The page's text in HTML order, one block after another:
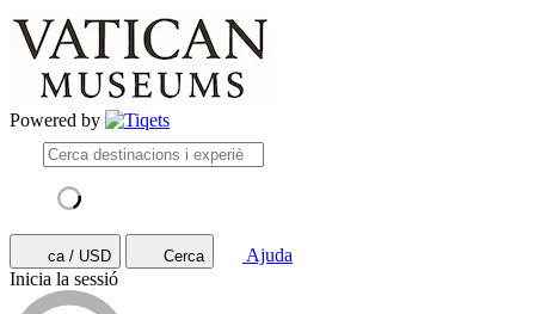
Powered by
ca / USD Cerca
Ajuda
Inicia la sessió